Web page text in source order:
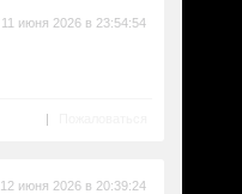
11 июня 2026 в 23:54:54
|
12 июня 2026 в 20:39:24